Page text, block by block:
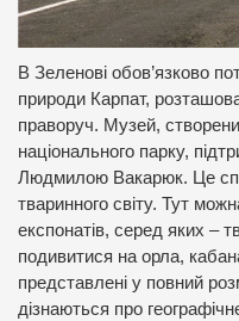
В Зеленові обов’язково
природи Карпат,
праворуч. Музей,
національного парку,
Людмилою Вакарюк. Це
тваринного світу. Тут
експонатів, серед яких –
подивитися на орла,
представлені у повний
дізнаються про